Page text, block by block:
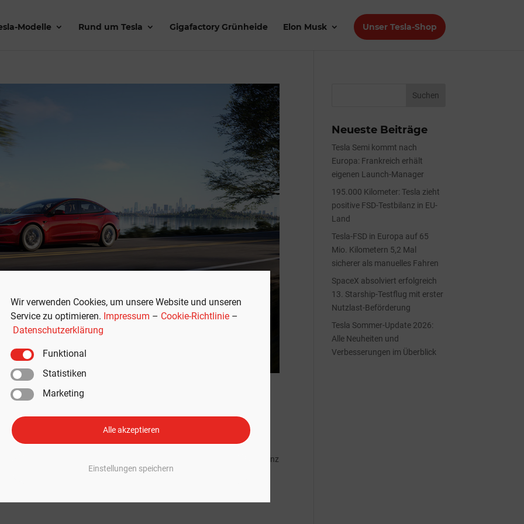
Wir verwenden Cookies, um unsere Website und unseren
Service zu optimieren. Impressum – Cookie-Richtlinie –
Datenschutzerklärung
Funktional
Statistiken
Marketing
Alle akzeptieren
Einstellungen speichern
Modelle Rund um Tesla Gigafactory Grünheide Elon Musk Unser Tesla-Shop
Model 3 ist zuverlässigstes
mittlerweile auch die klaren Spitzenreiter in puncto Zuverlässigkeit. Ganz
für 2025 das Tesla Model 3. Werbung: Zubehör für Ihren Tesla mit
Neueste Beiträge
Tesla Semi kommt nach
Europa: Frankreich erhält
eigenen Launch-Manager
195.000 Kilometer: Tesla zieht
positive FSD-Testbilanz in EU-
Land
Tesla-FSD in Europa auf 65
Mio. Kilometern 5,2 Mal
sicherer als manuelles Fahren
SpaceX absolviert erfolgreich
13. Starship-Testflug mit erster
Nutzlast-Beförderung
Tesla Sommer-Update 2026:
Alle Neuheiten und
Verbesserungen im Überblick